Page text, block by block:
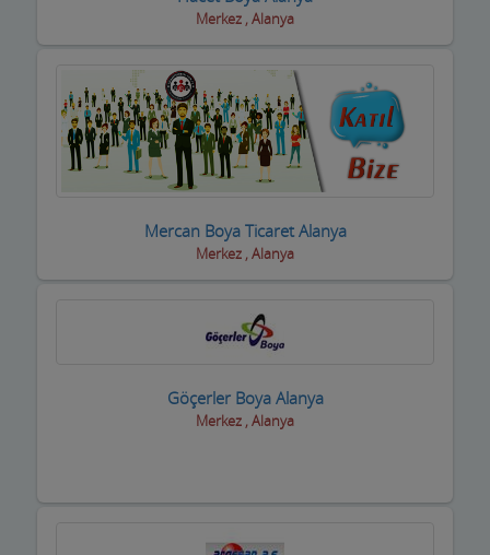
Yetkili Servisler
Yufkacılar
Zirai ilaç ve Aletler
Züccaciyeler
Merkez , Alanya
Mercan Boya Ticaret Alanya
Merkez , Alanya
Göçerler Boya Alanya
Merkez , Alanya